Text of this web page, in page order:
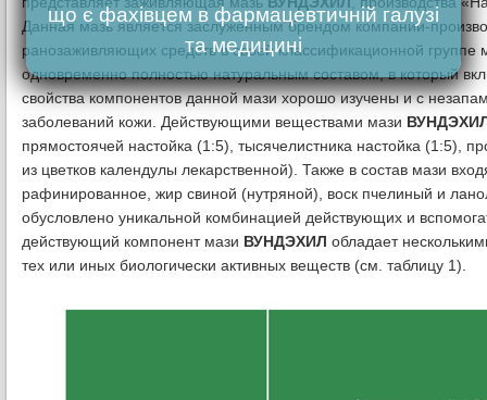
Данная мазь является заслуженным брендом компании-
ранозаживляющих средств в своей классификационной группе
одновременно полностью натуральным составом, в который
свойства компонентов данной мази хорошо изучены и с
заболеваний кожи. Действующими веществами мази
прямостоячей настойка (1:5), тысячелистника настойка (1:5),
из цветков календулы лекарственной). Также в состав мази
рафинированное, жир свиной (нутряной), воск пчелиный и
обусловлено уникальной комбинацией действующих и
действующий компонент мази ВУНДЭХИЛ обладает
тех или иных биологически активных веществ (см. таблицу 1).
що є фахівцем в фармацевтичній галузі
та медицині